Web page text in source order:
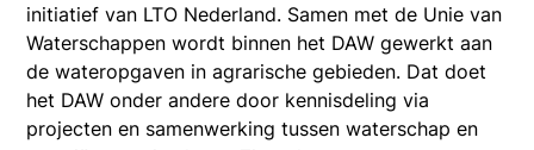
initiatief van LTO Nederland. Samen met de Unie van
Waterschappen wordt binnen het DAW gewerkt aan
de wateropgaven in agrarische gebieden. Dat doet
het DAW onder andere door kennisdeling via
projecten en samenwerking tussen waterschap en